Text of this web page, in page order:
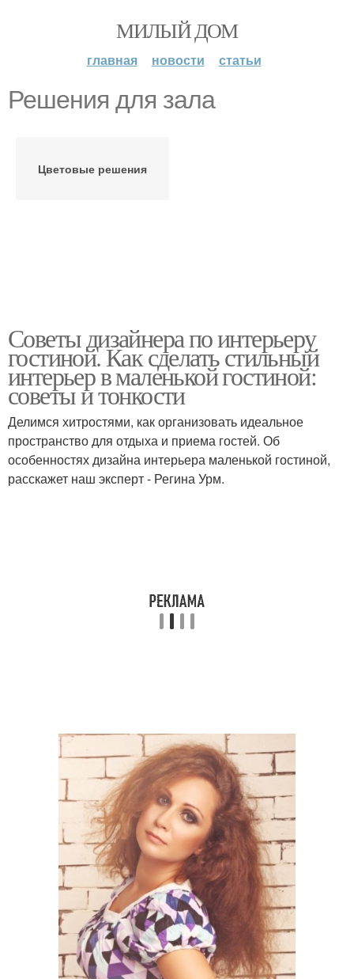
МИЛЫЙ ДОМ
главная новости статьи
Решения для зала
Цветовые решения
Советы дизайнера по интерьеру
гостиной. Как сделать стильный
интерьер в маленькой гостиной:
советы и тонкости
Делимся хитростями, как организовать идеальное
пространство для отдыха и приема гостей. Об
особенностях дизайна интерьера маленькой гостиной,
расскажет наш эксперт - Регина Урм.